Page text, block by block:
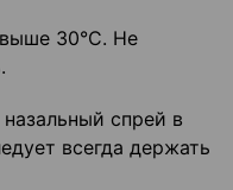
30°C. Не
спрей в
всегда держать